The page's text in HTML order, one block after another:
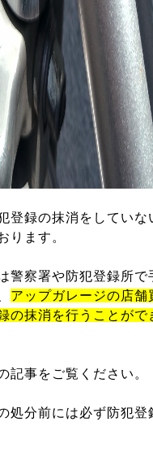
登録の抹消をしていな
ります。
警察署や防犯登録所で
アップガレージの店舗
の抹消を行うことがで
記事をご覧ください。
処分前には必ず防犯